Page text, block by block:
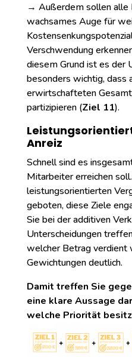
→ Außerdem sollen alle
wachsames Auge für
Verschwendung
diesem Grund ist es der
besonders wichtig, dass
erwirtschafteten
partizipieren (Ziel 11).
Anreiz
Schnell sind es
Mitarbeiter erreichen
leistungsorientierten
geboten, diese Ziele
Sie bei der additiven
Unterscheidungen
welcher Betrag verdient
Gewichtungen deutlich.
Damit treffen Sie
eine klare Aussage
welche Priorität